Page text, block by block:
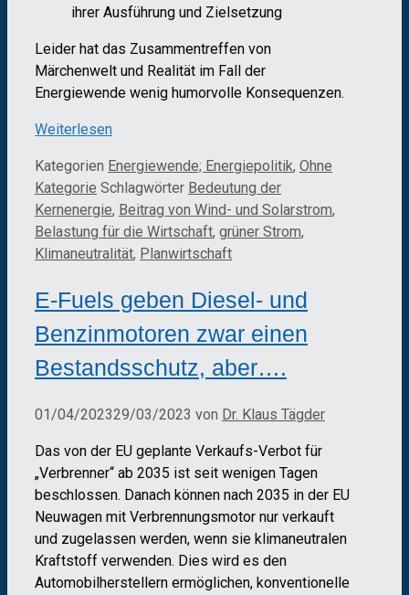
ihrer Ausführung und Zielsetzung
Leider hat das Zusammentreffen von
Märchenwelt und Realität im Fall der
Energiewende wenig humorvolle Konsequenzen.
Weiterlesen
Kategorien Energiewende; Energiepolitik, Ohne
Kategorie Schlagwörter Bedeutung der
Kernenergie, Beitrag von Wind- und Solarstrom,
Belastung für die Wirtschaft, grüner Strom,
Klimaneutralität, Planwirtschaft
E-Fuels geben Diesel- und
Benzinmotoren zwar einen
Bestandsschutz, aber….
01/04/202329/03/2023 von Dr. Klaus Tägder
Das von der EU geplante Verkaufs-Verbot für
„Verbrenner“ ab 2035 ist seit wenigen Tagen
beschlossen. Danach können nach 2035 in der EU
Neuwagen mit Verbrennungsmotor nur verkauft
und zugelassen werden, wenn sie klimaneutralen
Kraftstoff verwenden. Dies wird es den
Automobilherstellern ermöglichen, konventionelle